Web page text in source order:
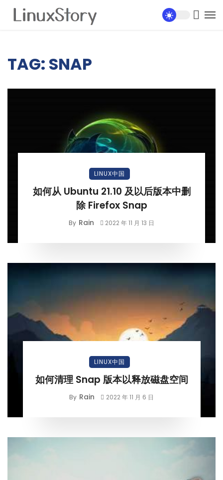
TAG: SNAP
LINUX中国
如何从 Ubuntu 21.10 及以后版本中删
除 Firefox Snap
By Rain 2022 年 11 月 13 日
LINUX中国
如何清理 Snap 版本以释放磁盘空间
By Rain 2022 年 11 月 6 日